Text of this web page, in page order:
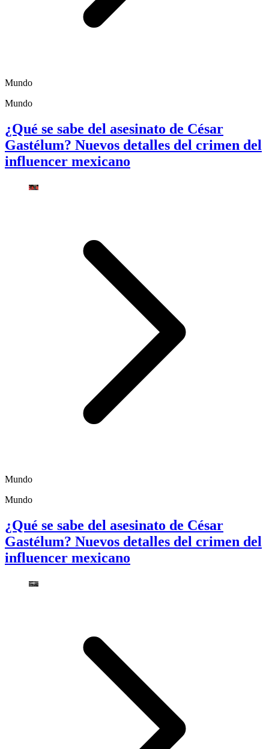
Mundo
Mundo
¿Qué se sabe del asesinato de César
Gastélum? Nuevos detalles del crimen del
influencer mexicano
Mundo
Mundo
¿Qué se sabe del asesinato de César
Gastélum? Nuevos detalles del crimen del
influencer mexicano